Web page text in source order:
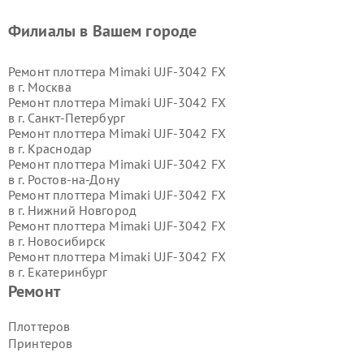
Ремонт
Плоттеров
Принтеров
Филиалы в Вашем городе
Ремонт плоттера Mimaki UJF-3042 FX
в г. Москва
Ремонт плоттера Mimaki UJF-3042 FX
в г. Санкт-Петербург
Ремонт плоттера Mimaki UJF-3042 FX
в г. Краснодар
Ремонт плоттера Mimaki UJF-3042 FX
в г. Ростов-на-Дону
Ремонт плоттера Mimaki UJF-3042 FX
в г. Нижний Новгород
Ремонт плоттера Mimaki UJF-3042 FX
в г. Новосибирск
Ремонт плоттера Mimaki UJF-3042 FX
в г. Екатеринбург
Ремонт плоттера Mimaki UJF-3042 FX
Ремонт плоттера Mimaki UJF-3042 FX
в г.Воронеж
Ремонт плоттера Mimaki UJF-3042 FX